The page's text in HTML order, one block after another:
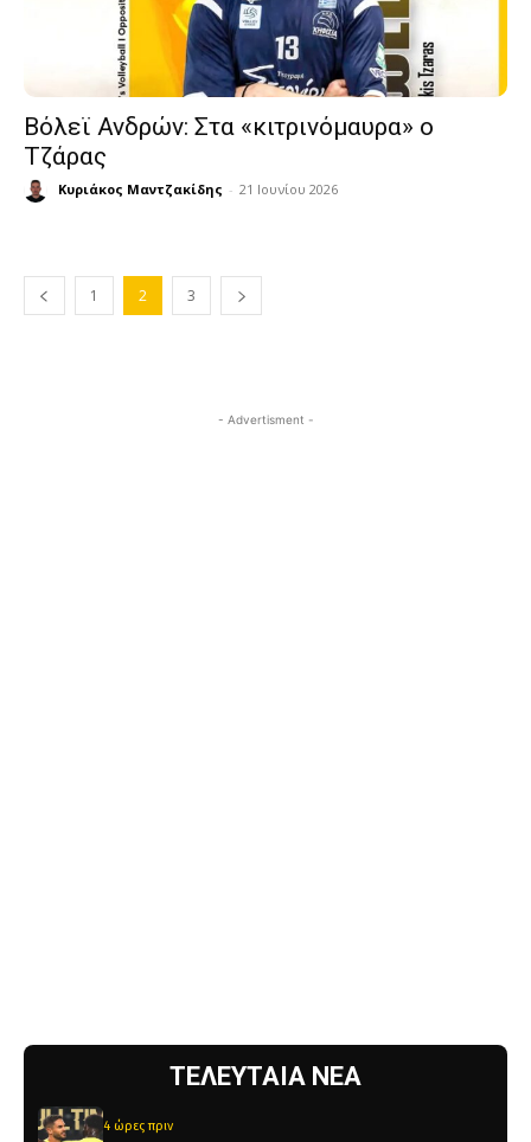
Βόλεϊ Ανδρών: Στα «κιτρινόμαυρα» ο
Τζάρας
Κυριάκος Μαντζακίδης - 21 Ιουνίου 2026
1 2 3
- Advertisment -
ΤΕΛΕΥΤΑΙΑ ΝΕΑ
4 ώρες πριν